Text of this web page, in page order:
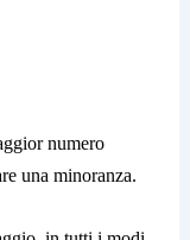
numero
una minoranza.